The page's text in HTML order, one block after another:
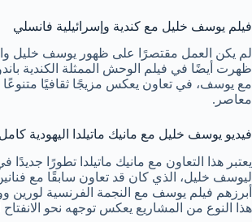
فيلم يوسف خليل مع كندية وإسرائيلية فانسلي
لم يكن العمل مقتصرًا على ظهور يوسف خليل
ظهرت أيضًا في فيلم الوحش الممثلة الكندية
مع يوسف، في تعاون يعكس مزيجًا ثقافيًا
معاصر.
فيديو يوسف خليل مع مانيك ماتيلدا اليهودية كامل
يعتبر هذا التعاون مع مانيك ماتيلدا تطورًا جديدًا
ليوسف خليل، الذي كان قد تعاون سابقًا مع
أبرزهم فيلم يوسف مع النجمة الفرنسية لورين
هذا النوع من المشاريع يعكس توجهه نحو الانفتاح